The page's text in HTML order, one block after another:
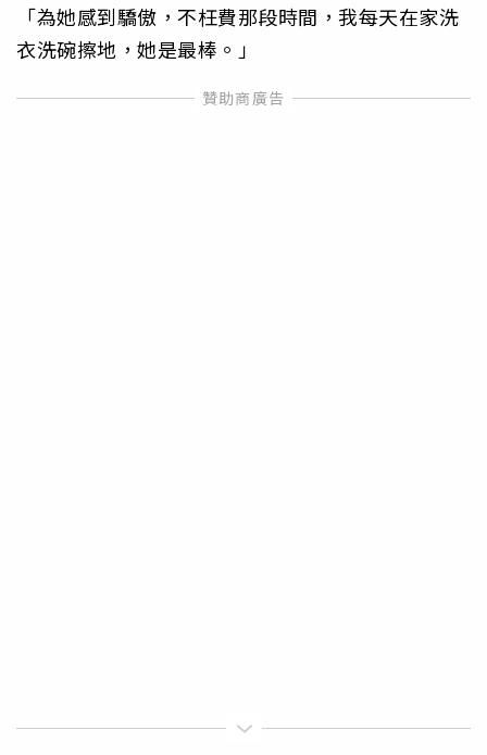
「為她感到驕傲，不枉費那段時間，我每天在家洗
衣洗碗擦地，她是最棒。」